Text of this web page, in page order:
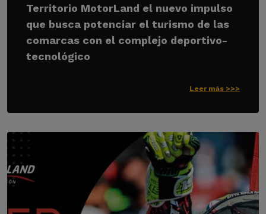
Territorio MotorLand el nuevo impulso
que busca potenciar el turismo de las
comarcas con el complejo deportivo-
tecnológico
Leer más >>>